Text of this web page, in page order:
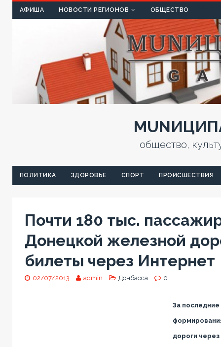
АФИША НОВОСТИ РЕГИОНОВ ОБЩЕСТВО
общество,
ПОЛИТИКА ЗДОРОВЬЕ СПОРТ ПРОИСШЕСТВИЯ
Почти 180 тыс.
Донецкой железной
билеты через Интернет
02/07/2013 admin Донбасса 0
За последние
дороги